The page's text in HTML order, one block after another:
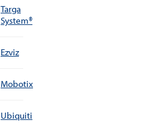
Targa
System®
Ezviz
Mobotix
Ubiquiti